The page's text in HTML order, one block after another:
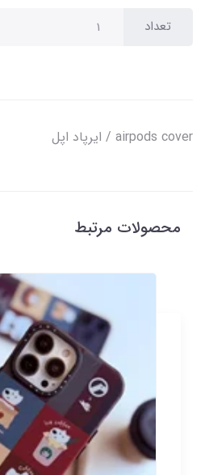
تعداد
airpods cover / ایرپاد اپل
محصولات مرتبط